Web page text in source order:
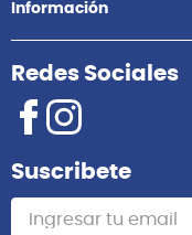
Información
Redes Sociales
Suscribete